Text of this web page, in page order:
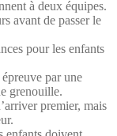
à deux équipes.
avant de passer le
pour les enfants
par une
grenouille.
premier, mais